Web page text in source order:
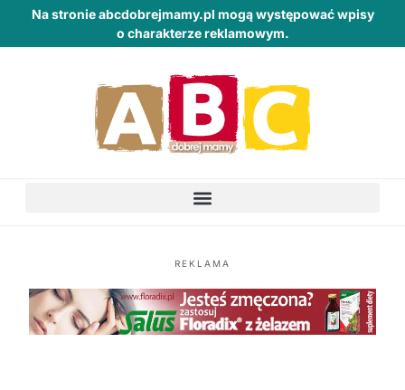
Na stronie abcdobrejmamy.pl mogą występować wpisy
o charakterze reklamowym.
REKLAMA